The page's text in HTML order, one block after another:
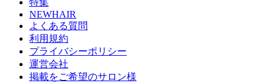
NEWHAIR
よくある質問
利用規約
プライバシーポリシー
運営会社
掲載をご希望のサロン様